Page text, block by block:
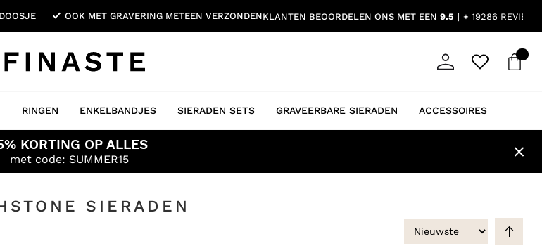
OOK MET GRAVERING METEEN VERZONDENKLANTEN BEOORDELEN ONS MET EEN 9.5 + 19286 REVIEWS
RINGEN ENKELBANDJES SIERADEN SETS GRAVEERBARE SIERADEN ACCESSOIRES
KORTING OP ALLES
met code: SUMMER15
SIERADEN